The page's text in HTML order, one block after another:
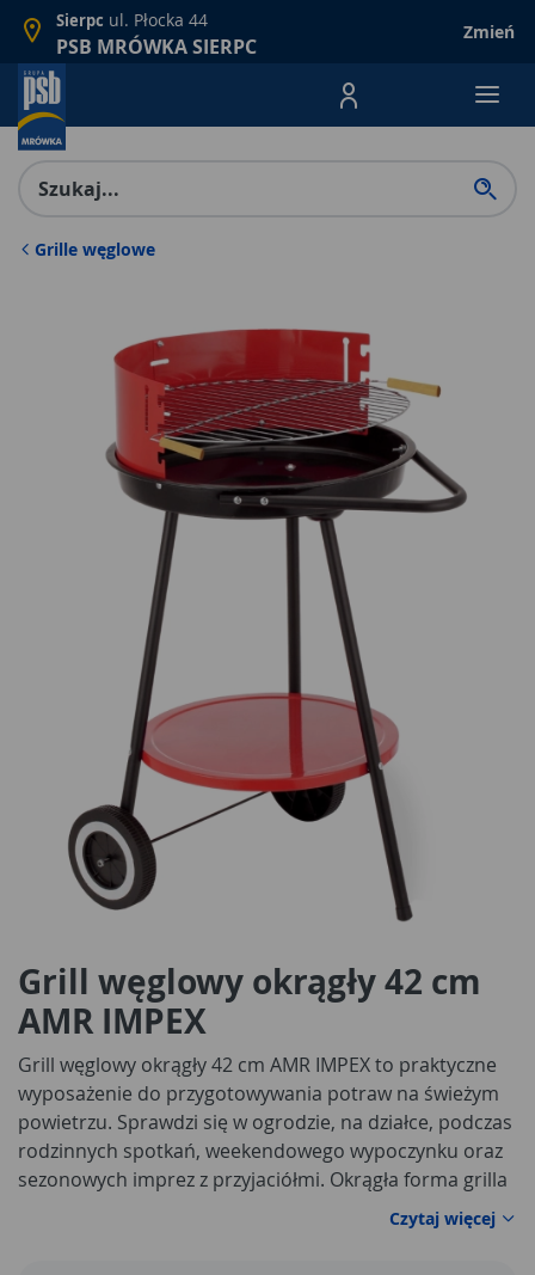
Sierpc ul. Płocka 44
PSB MRÓWKA SIERPC
Zmień
Menu Produktów,
Grille węglowe
Grill węglowy okrągły 42 cm
AMR IMPEX
Grill węglowy okrągły 42 cm AMR IMPEX to praktyczne
wyposażenie do przygotowywania potraw na świeżym
powietrzu. Sprawdzi się w ogrodzie, na działce, podczas
rodzinnych spotkań, weekendowego wypoczynku oraz
sezonowych imprez z przyjaciółmi. Okrągła forma grilla
ułatwia równomierne rozłożenie żaru, a ruszt o
średnicy 42 cm pozwala przygotować porcje mięsa,
Czytaj więcej